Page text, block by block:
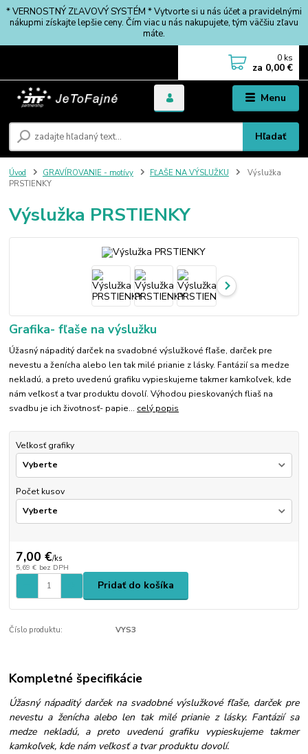
* VERNOSTNÝ ZĽAVOVÝ SYSTÉM * Vytvorte si u nás účet a pravidelnými
nákupmi získajte lepšie ceny. Čím viac u nás nakupujete, tým väčšiu zľavu
máte.
Menu
Hľadať
0 ks
za 0,00 €
Úvod GRAVÍROVANIE - motívy FĽAŠE NA VÝSLUŽKU
Výslužka
PRSTIENKY
Výslužka PRSTIENKY
Grafika- fľaše na výslužku
Úžasný nápaditý darček na svadobné výslužkové fľaše, darček pre
nevestu a ženícha alebo len tak milé prianie z lásky. Fantázií sa medze
nekladú, a preto uvedenú grafiku vypieskujeme takmer kamkoľvek, kde
nám veľkosť a tvar produktu dovolí. Výhodou pieskovaných fliaš na
svadbu je ich životnosť- papie... celý popis
Veľkosť grafiky
Počet kusov
7,00 €/ks
5,69 € bez DPH
Pridať do košíka
Číslo produktu: VYS3
Kompletné špecifikácie
Úžasný nápaditý darček na svadobné výslužkové fľaše, darček pre
nevestu a ženícha alebo len tak milé prianie z lásky. Fantázií sa
medze nekladú, a preto uvedenú grafiku vypieskujeme takmer
kamkoľvek, kde nám veľkosť a tvar produktu dovolí.